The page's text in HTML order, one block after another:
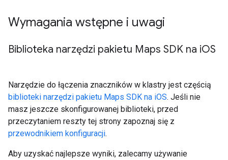
Wymagania wstępne i uwagi
Biblioteka narzędzi pakietu Maps SDK na iOS
Narzędzie do łączenia znaczników w klastry jest częścią
biblioteki narzędzi pakietu Maps SDK na iOS. Jeśli nie
masz jeszcze skonfigurowanej biblioteki, przed
przeczytaniem reszty tej strony zapoznaj się z
przewodnikiem konfiguracji.
Aby uzyskać najlepsze wyniki, zalecamy używanie